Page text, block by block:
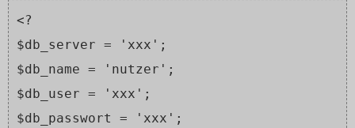
<?
$db_server = 'xxx';
$db_name = 'nutzer';
$db_user = 'xxx';
$db_passwort = 'xxx';